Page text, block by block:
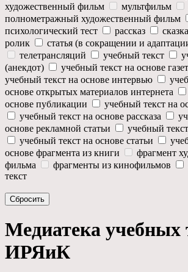
художественный фильм
мультфильм
полнометражный художественный фильм
психологический тест
рассказ сказка
ролик
статья (в сокращении и
телетрансляций
учебный текст
(анекдот)
учебный текст на основе
учебный текст на основе интервью
основе открытых материалов интернета
основе публикации
учебный текст на
учебный текст на основе рассказа
основе рекламной статьи
учебный
учебный текст на основе статьи
основе фрагмента из книги
фрагмент
фильма
фрагменты из кинофильмов
текст
Сбросить
Медиатека учебных
ИРЯиК